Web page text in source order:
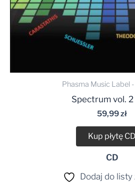
Phasma Music Label
Spectrum vol. 2
59,99zł
Kup płytę CD
CD
Dodaj do listy